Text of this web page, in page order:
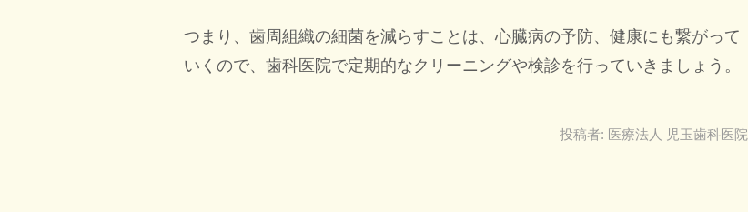
つまり、歯周組織の細菌を減らすことは、心臓病の予防、健康にも繋がって
いくので、歯科医院で定期的なクリーニングや検診を行っていきましょう。
投稿者: 医療法人 児玉歯科医院